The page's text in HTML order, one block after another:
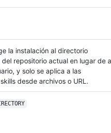
la instalación al directorio
del repositorio actual en lugar de a
y solo se aplica a las
desde archivos o URL.